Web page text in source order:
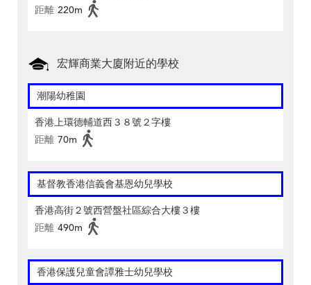
距離 220m
宏輝商業大廈附近的學校
潮陽幼稚園
香港上環德輔道西３８號２字樓
距離 70m
基督教香港信義會基恩幼兒學校
香港高街２號西營盤社區綜合大樓３樓
距離 490m
香港保護兒童會譚雅士幼兒學校